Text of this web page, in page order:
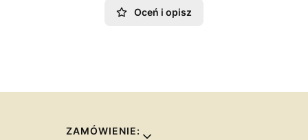
Oceń i opisz
Linki w stopce
ZAMÓWIENIE: